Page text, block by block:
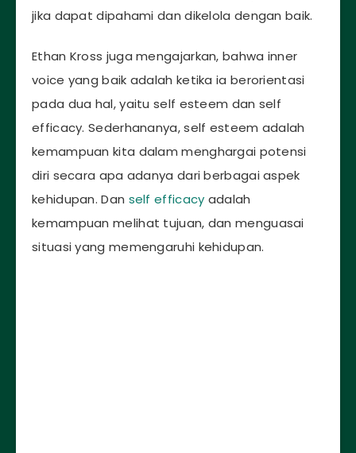
jika dapat dipahami dan dikelola dengan baik.
Ethan Kross juga mengajarkan, bahwa inner
voice yang baik adalah ketika ia berorientasi
pada dua hal, yaitu self esteem dan self
efficacy. Sederhananya, self esteem adalah
kemampuan kita dalam menghargai potensi
diri secara apa adanya dari berbagai aspek
kehidupan. Dan self efficacy adalah
kemampuan melihat tujuan, dan menguasai
situasi yang memengaruhi kehidupan.